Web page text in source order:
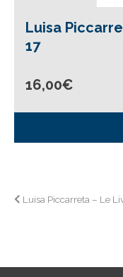
Luisa
17
16,00€
l’article
Luisa Piccarreta – Le